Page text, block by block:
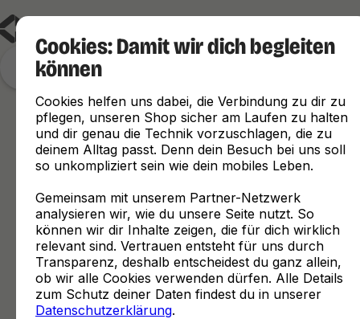
Cookies: Damit wir dich begleiten
können
Cookies helfen uns dabei, die Verbindung zu dir zu
pflegen, unseren Shop sicher am Laufen zu halten
und dir genau die Technik vorzuschlagen, die zu
deinem Alltag passt. Denn dein Besuch bei uns soll
so unkompliziert sein wie dein mobiles Leben.
Gemeinsam mit unserem Partner-Netzwerk
analysieren wir, wie du unsere Seite nutzt. So
können wir dir Inhalte zeigen, die für dich wirklich
relevant sind. Vertrauen entsteht für uns durch
Transparenz, deshalb entscheidest du ganz allein,
ob wir alle Cookies verwenden dürfen. Alle Details
zum Schutz deiner Daten findest du in unserer
Datenschutzerklärung.